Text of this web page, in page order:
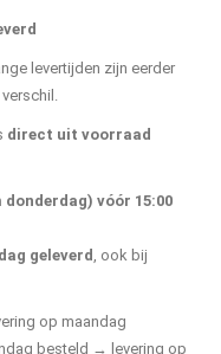
levertijden zijn eerder
direct uit voorraad
vóór 15:00
geleverd, ook bij
op maandag
besteld → levering op